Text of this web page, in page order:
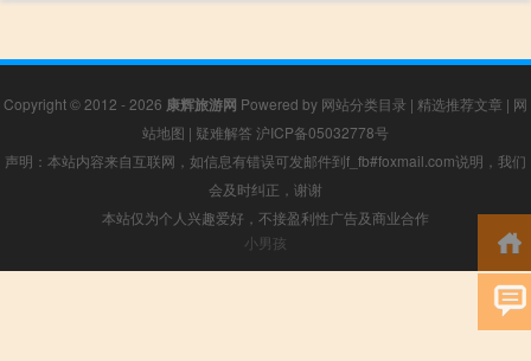
Copyright © 2012 - 2026 康辉旅游网 Powered by 网站分类目录 | 精选推荐文章 | 网
站地图 | 疑难解答 沪ICP备05032778号
声明：本站内容来自互联网，如信息有错误可发邮件到f_fb#foxmail.com说明，我们
会及时纠正，谢谢
本站仅为个人兴趣爱好，不接盈利性广告及商业合作
小男孩